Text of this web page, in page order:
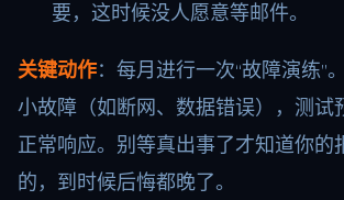
要，这时候没人愿意等邮件。
关键动作：每月进行一次“故障演练”
小故障（如断网、数据错误），测试
正常响应。别等真出事了才知道你的
的，到时候后悔都晚了。